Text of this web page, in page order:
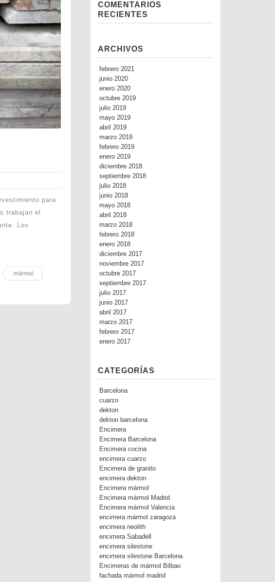
para
trabajan el
Los
mármol
COMENTARIOS
RECIENTES
ARCHIVOS
febrero 2021
junio 2020
enero 2020
octubre 2019
julio 2019
mayo 2019
abril 2019
marzo 2019
febrero 2019
enero 2019
diciembre 2018
septiembre 2018
julio 2018
junio 2018
mayo 2018
abril 2018
marzo 2018
febrero 2018
enero 2018
diciembre 2017
noviembre 2017
octubre 2017
septiembre 2017
julio 2017
junio 2017
abril 2017
marzo 2017
febrero 2017
enero 2017
CATEGORÍAS
Barcelona
cuarzo
dekton
dekton barcelona
Encimera
Encimera Barcelona
Encimera cocina
encimera cuarzo
Encimera de granito
encimera dekton
Encimera mármol
Encimera mármol Madrid
Encimera mármol Valencia
encimera mármol zaragoza
encimera neolith
encimera Sabadell
encimera silestone
encimera silestone Barcelona
Encimeras de mármol Bilbao
fachada mármol madrid